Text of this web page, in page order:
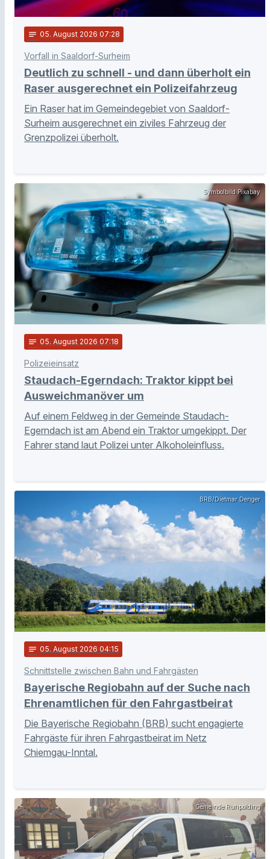
notes 05. August 2026 07:28
Vorfall in Saaldorf-Surheim
Deutlich zu schnell - und dann überholt ein
Raser ausgerechnet ein Polizeifahrzeug
Ein Raser hat im Gemeindegebiet von Saaldorf-
Surheim ausgerechnet ein ziviles Fahrzeug der
Grenzpolizei überholt.
Symbolbild Pixabay
notes 05. August 2026 07:18
Polizeieinsatz
Staudach-Egerndach: Traktor kippt bei
Ausweichmanöver um
Auf einem Feldweg in der Gemeinde Staudach-
Egerndach ist am Abend ein Traktor umgekippt. Der
Fahrer stand laut Polizei unter Alkoholeinfluss.
BRB/Dietmar Denger
notes 05. August 2026 04:15
Schnittstelle zwischen Bahn und Fahrgästen
Bayerische Regiobahn auf der Suche nach
Ehrenamtlichen für den Fahrgastbeirat
Die Bayerische Regiobahn (BRB) sucht engagierte
Fahrgäste für ihren Fahrgastbeirat im Netz
Chiemgau-Inntal.
Gemeinde Ruhpolding